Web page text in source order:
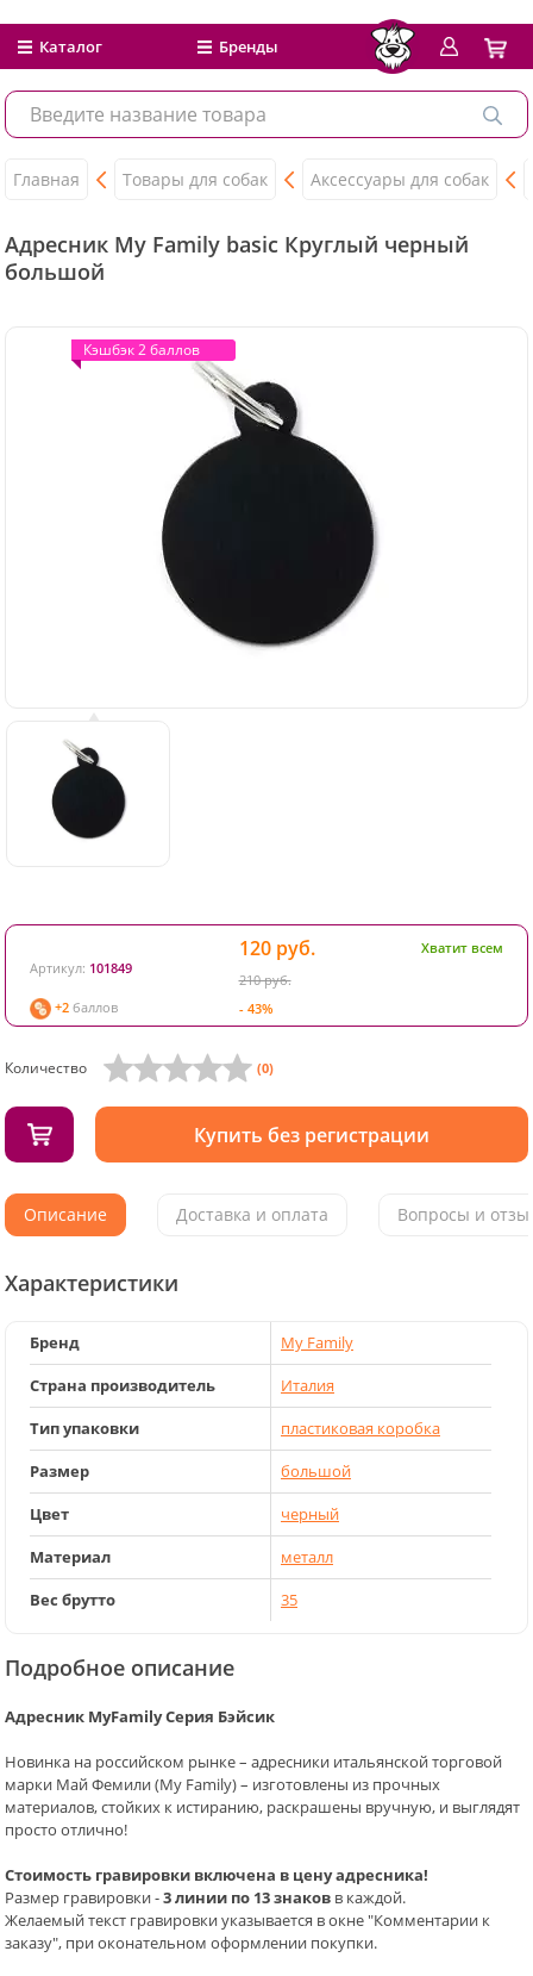
Каталог Бренды
Главная Товары для собак Аксессуары для собак
Адресник My Family basic Круглый черный
большой
Кэшбэк 2 баллов
Кэшбэк 2 баллов
Артикул: 101849
+2 баллов
120 руб.
210 руб.
- 43%
Хватит всем
Количество
Купить без регистрации
(0)
Описание Доставка и оплата Вопросы и
Характеристики
Бренд
My Family
Страна производитель
Италия
Тип упаковки
пластиковая коробка
Размер
большой
Цвет
черный
Материал
металл
Вес брутто
35
Подробное описание
Адресник MyFamily Серия Бэйсик
Новинка на российском рынке – адресники итальянской торговой
марки Май Фемили (My Family) – изготовлены из прочных
материалов, стойких к истиранию, раскрашены вручную, и выглядят
просто отлично!
Стоимость гравировки включена в цену адресника!
Размер гравировки -3 линии по 13 знаков в каждой.
Желаемый текст гравировки указывается в окне "Комментарии к
заказу", при оконательном оформлении покупки.